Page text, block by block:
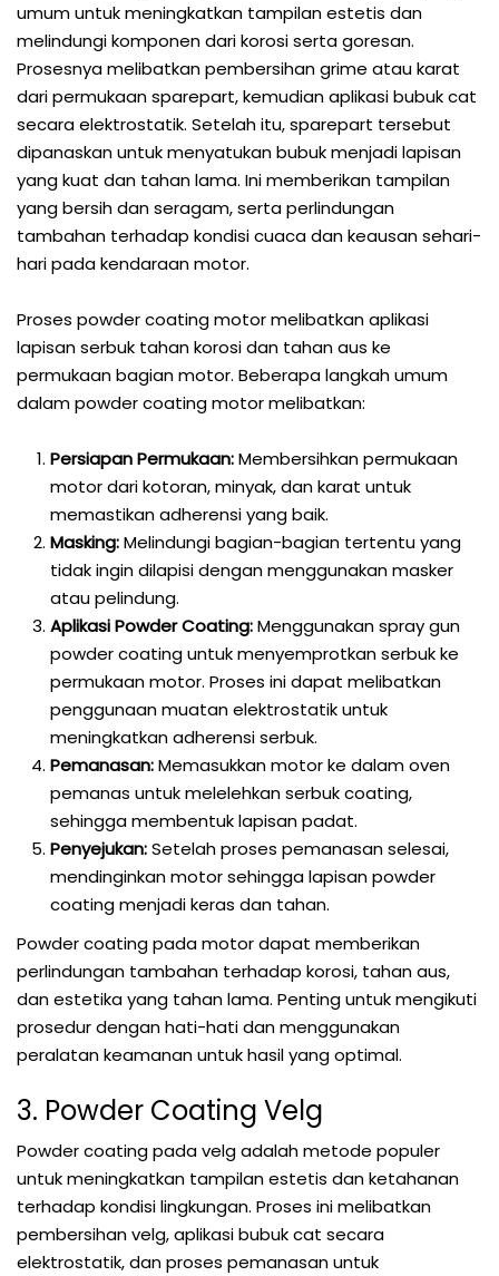
umum untuk meningkatkan tampilan estetis dan
melindungi komponen dari korosi serta goresan.
Prosesnya melibatkan pembersihan grime atau karat
dari permukaan sparepart, kemudian aplikasi bubuk cat
secara elektrostatik. Setelah itu, sparepart tersebut
dipanaskan untuk menyatukan bubuk menjadi lapisan
yang kuat dan tahan lama. Ini memberikan tampilan
yang bersih dan seragam, serta perlindungan
tambahan terhadap kondisi cuaca dan keausan sehari-
hari pada kendaraan motor.
Proses powder coating motor melibatkan aplikasi
lapisan serbuk tahan korosi dan tahan aus ke
permukaan bagian motor. Beberapa langkah umum
dalam powder coating motor melibatkan:
Persiapan Permukaan:Membersihkan permukaan
motor dari kotoran, minyak, dan karat untuk
memastikan adherensi yang baik.
Masking:Melindungi bagian-bagian tertentu yang
tidak ingin dilapisi dengan menggunakan masker
atau pelindung.
Aplikasi Powder Coating:Menggunakan spray gun
powder coating untuk menyemprotkan serbuk ke
permukaan motor. Proses ini dapat melibatkan
penggunaan muatan elektrostatik untuk
meningkatkan adherensi serbuk.
Pemanasan:Memasukkan motor ke dalam oven
pemanas untuk melelehkan serbuk coating,
sehingga membentuk lapisan padat.
Penyejukan:Setelah proses pemanasan selesai,
mendinginkan motor sehingga lapisan powder
coating menjadi keras dan tahan.
Powder coating pada motor dapat memberikan
perlindungan tambahan terhadap korosi, tahan aus,
dan estetika yang tahan lama. Penting untuk mengikuti
prosedur dengan hati-hati dan menggunakan
peralatan keamanan untuk hasil yang optimal.
3. Powder Coating Velg
Powder coating pada velg adalah metode populer
untuk meningkatkan tampilan estetis dan ketahanan
terhadap kondisi lingkungan. Proses ini melibatkan
pembersihan velg, aplikasi bubuk cat secara
elektrostatik, dan proses pemanasan untuk